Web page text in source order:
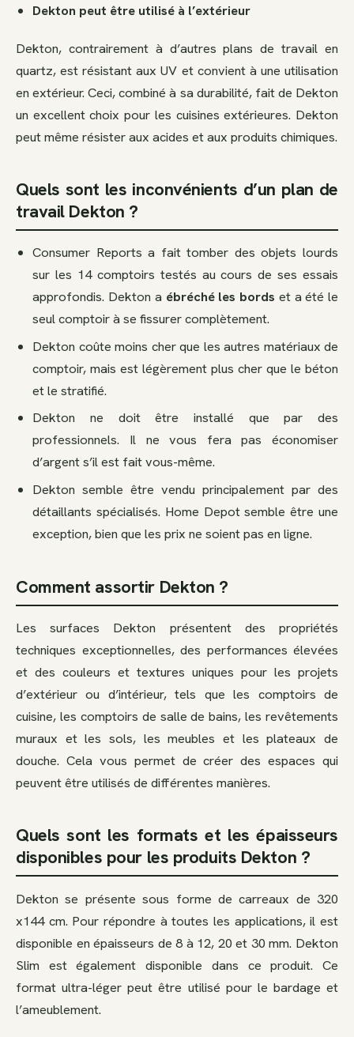
Dekton peut être utilisé à l’extérieur
Dekton, contrairement à d’autres plans de travail en
quartz, est résistant aux UV et convient à une utilisation
en extérieur. Ceci, combiné à sa durabilité, fait de Dekton
un excellent choix pour les cuisines extérieures. Dekton
peut même résister aux acides et aux produits chimiques.
Quels sont les inconvénients d’un plan de
travail Dekton ?
Consumer Reports a fait tomber des objets lourds
sur les 14 comptoirs testés au cours de ses essais
approfondis. Dekton a ébréché les bords et a été le
seul comptoir à se fissurer complètement.
Dekton coûte moins cher que les autres matériaux de
comptoir, mais est légèrement plus cher que le béton
et le stratifié.
Dekton ne doit être installé que par des
professionnels. Il ne vous fera pas économiser
d’argent s’il est fait vous-même.
Dekton semble être vendu principalement par des
détaillants spécialisés. Home Depot semble être une
exception, bien que les prix ne soient pas en ligne.
Comment assortir Dekton ?
Les surfaces Dekton présentent des propriétés
techniques exceptionnelles, des performances élevées
et des couleurs et textures uniques pour les projets
d’extérieur ou d’intérieur, tels que les comptoirs de
cuisine, les comptoirs de salle de bains, les revêtements
muraux et les sols, les meubles et les plateaux de
douche. Cela vous permet de créer des espaces qui
peuvent être utilisés de différentes manières.
Quels sont les formats et les épaisseurs
disponibles pour les produits Dekton ?
Dekton se présente sous forme de carreaux de 320
x144 cm. Pour répondre à toutes les applications, il est
disponible en épaisseurs de 8 à 12, 20 et 30 mm. Dekton
Slim est également disponible dans ce produit. Ce
format ultra-léger peut être utilisé pour le bardage et
l’ameublement.